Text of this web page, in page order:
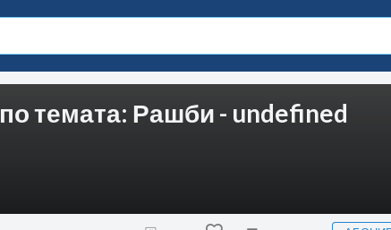
темата: Рашби - undefined